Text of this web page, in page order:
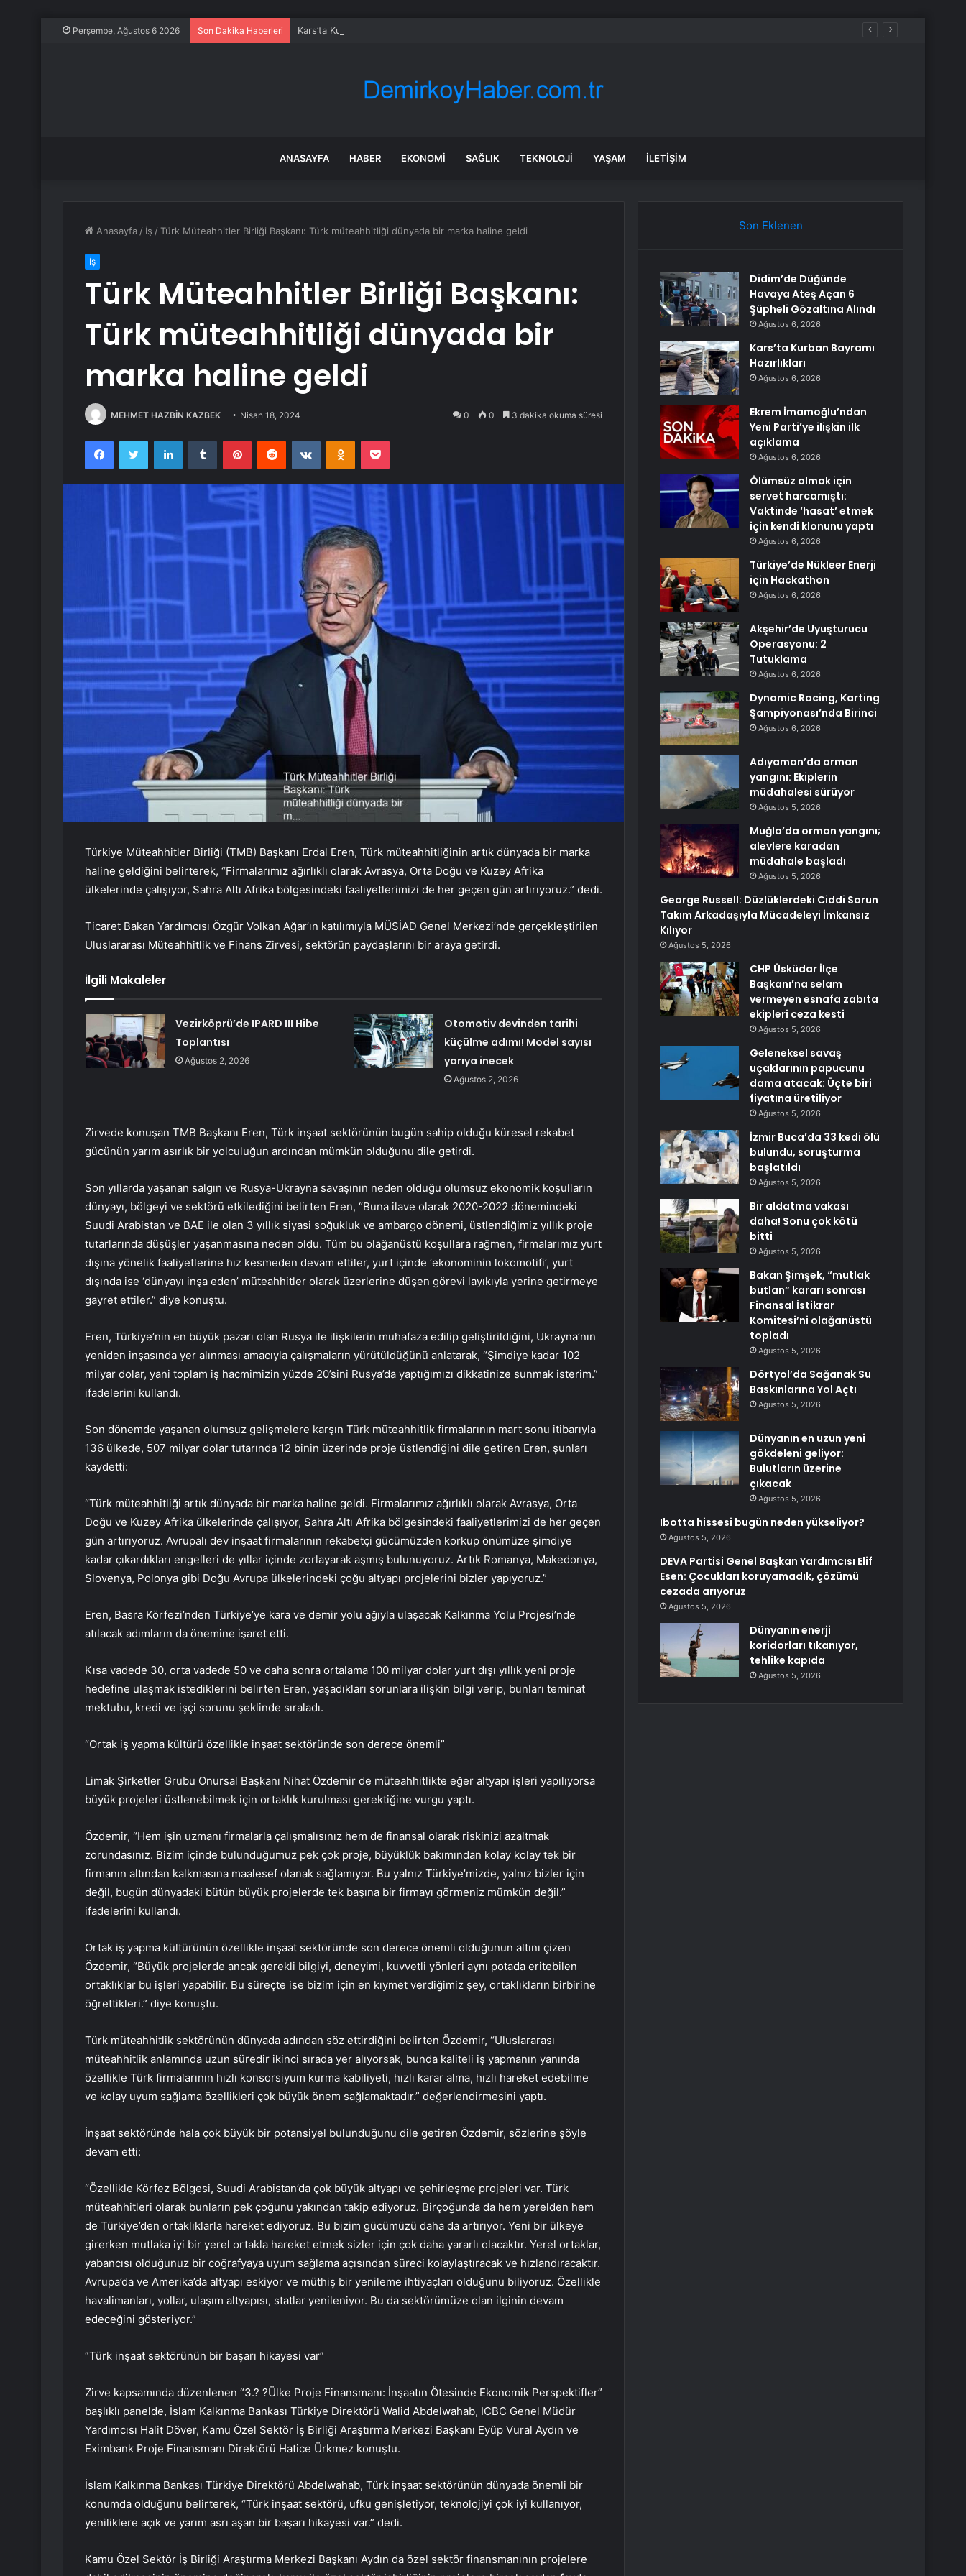
Perşembe, Ağustos 6 2026 Son Dakika Haberleri Kars’ta Kurban Bayramı Hazırlıkları
ANASAYFA HABER EKONOMI SAĞLIK TEKNOLOJI YAŞAM İLETIŞIM
Anasayfa / İş /Türk Müteahhitler Birliği Başkanı: Türk müteahhitliği dünyada bir marka haline geldi
İş
Türk Müteahhitler Birliği Başkanı:
Türk müteahhitliği dünyada bir
marka haline geldi
MEHMET HAZBİN KAZBEK Nisan 18, 2024 0 0 3 dakika okuma süresi
FacebookTwitter LinkedInTumblr PinterestReddit VKontakteOdnoklassniki
Pocket
Türkiye Müteahhitler Birliği (TMB) Başkanı Erdal Eren, Türk müteahhitliğinin artık dünyada bir marka
haline geldiğini belirterek, “Firmalarımız ağırlıklı olarak Avrasya, Orta Doğu ve Kuzey Afrika
ülkelerinde çalışıyor, Sahra Altı Afrika bölgesindeki faaliyetlerimizi de her geçen gün artırıyoruz.” dedi.
Ticaret Bakan Yardımcısı Özgür Volkan Ağar’ın katılımıyla MÜSİAD Genel Merkezi’nde gerçekleştirilen
Uluslararası Müteahhitlik ve Finans Zirvesi, sektörün paydaşlarını bir araya getirdi.
İlgili Makaleler
Vezirköprü’de IPARD III Hibe
Toplantısı
Ağustos 2, 2026
Otomotiv devinden tarihi
küçülme adımı! Model sayısı
yarıya inecek
Ağustos 2, 2026
Zirvede konuşan TMB Başkanı Eren, Türk inşaat sektörünün bugün sahip olduğu küresel rekabet
gücünün yarım asırlık bir yolculuğun ardından mümkün olduğunu dile getirdi.
Son yıllarda yaşanan salgın ve Rusya-Ukrayna savaşının neden olduğu olumsuz ekonomik koşulların
dünyayı, bölgeyi ve sektörü etkilediğini belirten Eren, “Buna ilave olarak 2020-2022 dönemindeki
Suudi Arabistan ve BAE ile olan 3 yıllık siyasi soğukluk ve ambargo dönemi, üstlendiğimiz yıllık proje
tutarlarında düşüşler yaşanmasına neden oldu. Tüm bu olağanüstü koşullara rağmen, firmalarımız yurt
dışına yönelik faaliyetlerine hız kesmeden devam ettiler, yurt içinde ‘ekonominin lokomotifi’, yurt
dışında ise ‘dünyayı inşa eden’ müteahhitler olarak üzerlerine düşen görevi layıkıyla yerine getirmeye
gayret ettiler.” diye konuştu.
Eren, Türkiye’nin en büyük pazarı olan Rusya ile ilişkilerin muhafaza edilip geliştirildiğini, Ukrayna’nın
yeniden inşasında yer alınması amacıyla çalışmaların yürütüldüğünü anlatarak, “Şimdiye kadar 102
milyar dolar, yani toplam iş hacmimizin yüzde 20’sini Rusya’da yaptığımızı dikkatinize sunmak isterim.”
ifadelerini kullandı.
Son dönemde yaşanan olumsuz gelişmelere karşın Türk müteahhitlik firmalarının mart sonu itibarıyla
136 ülkede, 507 milyar dolar tutarında 12 binin üzerinde proje üstlendiğini dile getiren Eren, şunları
kaydetti:
“Türk müteahhitliği artık dünyada bir marka haline geldi. Firmalarımız ağırlıklı olarak Avrasya, Orta
Doğu ve Kuzey Afrika ülkelerinde çalışıyor, Sahra Altı Afrika bölgesindeki faaliyetlerimizi de her geçen
gün artırıyoruz. Avrupalı dev inşaat firmalarının rekabetçi gücümüzden korkup önümüze şimdiye
kadar çıkardıkları engelleri de yıllar içinde zorlayarak aşmış bulunuyoruz. Artık Romanya, Makedonya,
Slovenya, Polonya gibi Doğu Avrupa ülkelerindeki çoğu altyapı projelerini bizler yapıyoruz.”
Eren, Basra Körfezi’nden Türkiye’ye kara ve demir yolu ağıyla ulaşacak Kalkınma Yolu Projesi’nde
atılacak adımların da önemine işaret etti.
Kısa vadede 30, orta vadede 50 ve daha sonra ortalama 100 milyar dolar yurt dışı yıllık yeni proje
hedefine ulaşmak istediklerini belirten Eren, yaşadıkları sorunlara ilişkin bilgi verip, bunları teminat
mektubu, kredi ve işçi sorunu şeklinde sıraladı.
“Ortak iş yapma kültürü özellikle inşaat sektöründe son derece önemli”
Limak Şirketler Grubu Onursal Başkanı Nihat Özdemir de müteahhitlikte eğer altyapı işleri yapılıyorsa
büyük projeleri üstlenebilmek için ortaklık kurulması gerektiğine vurgu yaptı.
Özdemir, “Hem işin uzmanı firmalarla çalışmalısınız hem de finansal olarak riskinizi azaltmak
zorundasınız. Bizim içinde bulunduğumuz pek çok proje, büyüklük bakımından kolay kolay tek bir
firmanın altından kalkmasına maalesef olanak sağlamıyor. Bu yalnız Türkiye’mizde, yalnız bizler için
değil, bugün dünyadaki bütün büyük projelerde tek başına bir firmayı görmeniz mümkün değil.”
ifadelerini kullandı.
Ortak iş yapma kültürünün özellikle inşaat sektöründe son derece önemli olduğunun altını çizen
Özdemir, “Büyük projelerde ancak gerekli bilgiyi, deneyimi, kuvvetli yönleri aynı potada eritebilen
ortaklıklar bu işleri yapabilir. Bu süreçte ise bizim için en kıymet verdiğimiz şey, ortaklıkların birbirine
öğrettikleri.” diye konuştu.
Türk müteahhitlik sektörünün dünyada adından söz ettirdiğini belirten Özdemir, “Uluslararası
müteahhitlik anlamında uzun süredir ikinci sırada yer alıyorsak, bunda kaliteli iş yapmanın yanında
özellikle Türk firmalarının hızlı konsorsiyum kurma kabiliyeti, hızlı karar alma, hızlı hareket edebilme
ve kolay uyum sağlama özellikleri çok büyük önem sağlamaktadır.” değerlendirmesini yaptı.
İnşaat sektöründe hala çok büyük bir potansiyel bulunduğunu dile getiren Özdemir, sözlerine şöyle
devam etti:
“Özellikle Körfez Bölgesi, Suudi Arabistan’da çok büyük altyapı ve şehirleşme projeleri var. Türk
müteahhitleri olarak bunların pek çoğunu yakından takip ediyoruz. Birçoğunda da hem yerelden hem
de Türkiye’den ortaklıklarla hareket ediyoruz. Bu bizim gücümüzü daha da artırıyor. Yeni bir ülkeye
girerken mutlaka iyi bir yerel ortakla hareket etmek sizler için çok daha yararlı olacaktır. Yerel ortaklar,
yabancısı olduğunuz bir coğrafyaya uyum sağlama açısından süreci kolaylaştıracak ve hızlandıracaktır.
Avrupa’da ve Amerika’da altyapı eskiyor ve müthiş bir yenileme ihtiyaçları olduğunu biliyoruz. Özellikle
havalimanları, yollar, ulaşım altyapısı, statlar yenileniyor. Bu da sektörümüze olan ilginin devam
edeceğini gösteriyor.”
“Türk inşaat sektörünün bir başarı hikayesi var”
Zirve kapsamında düzenlenen “3.? ?Ülke Proje Finansmanı: İnşaatın Ötesinde Ekonomik Perspektifler”
başlıklı panelde, İslam Kalkınma Bankası Türkiye Direktörü Walid Abdelwahab, ICBC Genel Müdür
Yardımcısı Halit Döver, Kamu Özel Sektör İş Birliği Araştırma Merkezi Başkanı Eyüp Vural Aydın ve
Eximbank Proje Finansmanı Direktörü Hatice Ürkmez konuştu.
İslam Kalkınma Bankası Türkiye Direktörü Abdelwahab, Türk inşaat sektörünün dünyada önemli bir
konumda olduğunu belirterek, “Türk inşaat sektörü, ufku genişletiyor, teknolojiyi çok iyi kullanıyor,
yeniliklere açık ve yarım asrı aşan bir başarı hikayesi var.” dedi.
Kamu Özel Sektör İş Birliği Araştırma Merkezi Başkanı Aydın da özel sektör finansmanının projelere
Son Eklenen
Didim’de Düğünde
Havaya Ateş Açan 6
Şüpheli Gözaltına Alındı
Ağustos 6, 2026
Kars’ta Kurban Bayramı
Hazırlıkları
Ağustos 6, 2026
Ekrem İmamoğlu’ndan
Yeni Parti’ye ilişkin ilk
açıklama
Ağustos 6, 2026
Ölümsüz olmak için
servet harcamıştı:
Vaktinde ‘hasat’ etmek
için kendi klonunu yaptı
Ağustos 6, 2026
Türkiye’de Nükleer Enerji
için Hackathon
Ağustos 6, 2026
Akşehir’de Uyuşturucu
Operasyonu: 2
Tutuklama
Ağustos 6, 2026
Dynamic Racing, Karting
Şampiyonası’nda Birinci
Ağustos 6, 2026
Adıyaman’da orman
yangını: Ekiplerin
müdahalesi sürüyor
Ağustos 5, 2026
Muğla’da orman yangını;
alevlere karadan
müdahale başladı
Ağustos 5, 2026
George Russell: Düzlüklerdeki Ciddi Sorun
Takım Arkadaşıyla Mücadeleyi İmkansız
Kılıyor
Ağustos 5, 2026
CHP Üsküdar İlçe
Başkanı’na selam
vermeyen esnafa zabıta
ekipleri ceza kesti
Ağustos 5, 2026
Geleneksel savaş
uçaklarının papucunu
dama atacak: Üçte biri
fiyatına üretiliyor
Ağustos 5, 2026
İzmir Buca’da 33 kedi ölü
bulundu, soruşturma
başlatıldı
Ağustos 5, 2026
Bir aldatma vakası
daha! Sonu çok kötü
bitti
Ağustos 5, 2026
Bakan Şimşek, “mutlak
butlan” kararı sonrası
Finansal İstikrar
Komitesi’ni olağanüstü
topladı
Ağustos 5, 2026
Dörtyol’da Sağanak Su
Baskınlarına Yol Açtı
Ağustos 5, 2026
Dünyanın en uzun yeni
gökdeleni geliyor:
Bulutların üzerine
çıkacak
Ağustos 5, 2026
Ibotta hissesi bugün neden yükseliyor?
Ağustos 5, 2026
DEVA Partisi Genel Başkan Yardımcısı Elif
Esen: Çocukları koruyamadık, çözümü
cezada arıyoruz
Ağustos 5, 2026
Dünyanın enerji
koridorları tıkanıyor,
tehlike kapıda
Ağustos 5, 2026